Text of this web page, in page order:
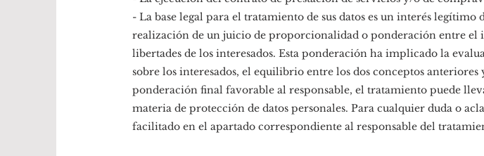
- La base legal para el tratamiento de sus datos es un interés
realización de un juicio de proporcionalidad o ponderación entre el
libertades de los interesados. Esta ponderación ha implicado la
sobre los interesados, el equilibrio entre los dos conceptos
ponderación final favorable al responsable, el tratamiento puede
materia de protección de datos personales. Para cualquier duda o
facilitado en el apartado correspondiente al responsable del